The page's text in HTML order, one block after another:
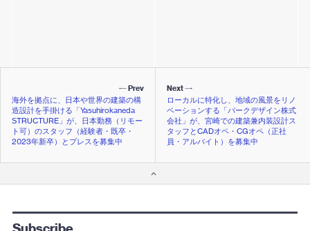
Next
ローカルに特化し、地域の風景をリノ
ベーションする「パークデザイン株式
会社」が、宮崎での建築兼内装設計ス
タッフとCADオペ・CGオペ（正社
員・アルバイト）を募集中
Prev
海外を拠点に、日本や世界の建築の構
造設計を手掛ける「yasuhirokaneda
STRUCTURE」が、日本勤務（リモー
ト可）のスタッフ（経験者・既卒・
2023年新卒）とプレスを募集中